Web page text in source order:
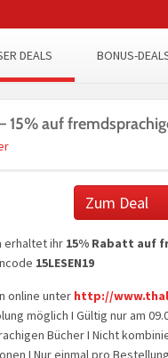
DEALS BONUS-
15% auf
Zum Deal
erhaltet ihr 15% Rabatt auf
15LESEN19
online unter http://
möglich I Gültig nur am
Bücher I Nicht
I Nur einmal pro